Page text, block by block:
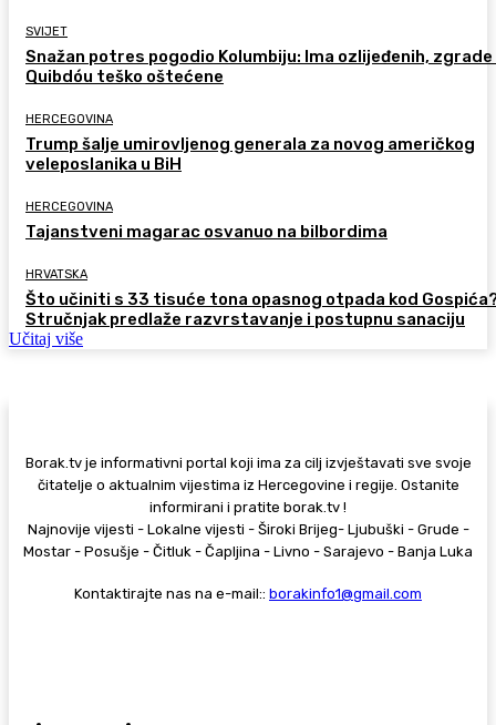
SVIJET
Snažan potres pogodio Kolumbiju: Ima ozlijeđenih, zgrade
Quibdóu teško oštećene
HERCEGOVINA
Trump šalje umirovljenog generala za novog američkog
veleposlanika u BiH
HERCEGOVINA
Tajanstveni magarac osvanuo na bilbordima
HRVATSKA
Što učiniti s 33 tisuće tona opasnog otpada kod
Stručnjak predlaže razvrstavanje i postupnu sanaciju
Učitaj više
Borak.tv je informativni portal koji ima za cilj izvještavati sve svoje
čitatelje o aktualnim vijestima iz Hercegovine i regije. Ostanite
informirani i pratite borak.tv !
Najnovije vijesti - Lokalne vijesti - Široki Brijeg- Ljubuški - Grude -
Mostar - Posušje - Čitluk - Čapljina - Livno - Sarajevo - Banja Luka
Kontaktirajte nas na e-mail:: borakinfo1@gmail.com